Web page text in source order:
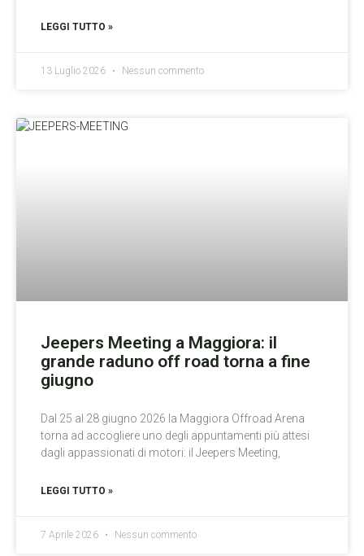
LEGGI TUTTO »
13 Luglio 2026 Nessun commento
Jeepers Meeting a Maggiora: il
grande raduno off road torna a fine
giugno
Dal 25 al 28 giugno 2026 la Maggiora Offroad Arena
torna ad accogliere uno degli appuntamenti più attesi
dagli appassionati di motori: il Jeepers Meeting,
LEGGI TUTTO »
7 Aprile 2026 Nessun commento